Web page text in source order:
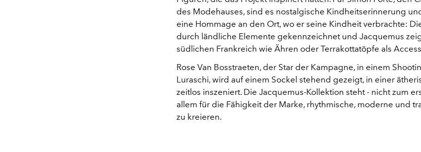
des Modehauses, sind es nostalgische Kindheitserinnerung
eine Hommage an den Ort, wo er seine Kindheit verbrachte:
durch ländliche Elemente gekennzeichnet und Jacquemus
südlichen Frankreich wie Ähren oder Terrakottatöpfe als
Rose Van Bosstraeten, der Star der Kampagne, in einem
Luraschi, wird auf einem Sockel stehend gezeigt, in einer
zeitlos inszeniert. Die Jacquemus-Kollektion steht - nicht zum
allem für die Fähigkeit der Marke, rhythmische, moderne und
zu kreieren.